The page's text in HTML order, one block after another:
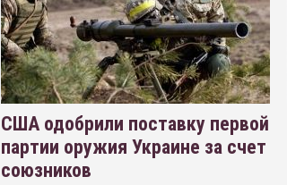
США одобрили поставку первой
партии оружия Украине за счет
союзников